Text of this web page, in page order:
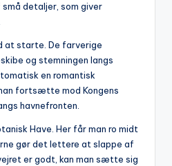
detaljer, som giver
at starte. De farverige
og stemningen langs
en romantisk
fortsætte mod Kongens
havnefronten.
Have. Her får man ro midt
gør det lettere at slappe af
er godt, kan man sætte sig